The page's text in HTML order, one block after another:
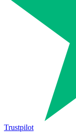
Trustpilot